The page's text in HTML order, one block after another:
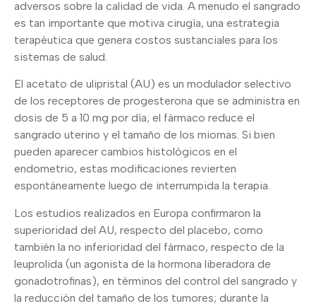
adversos sobre la calidad de vida. A menudo el sangrado
es tan importante que motiva cirugía, una estrategia
terapéutica que genera costos sustanciales para los
sistemas de salud.
El acetato de ulipristal (AU) es un modulador selectivo
de los receptores de progesterona que se administra en
dosis de 5 a 10 mg por día; el fármaco reduce el
sangrado uterino y el tamaño de los miomas. Si bien
pueden aparecer cambios histológicos en el
endometrio, estas modificaciones revierten
espontáneamente luego de interrumpida la terapia.
Los estudios realizados en Europa confirmaron la
superioridad del AU, respecto del placebo, como
también la no inferioridad del fármaco, respecto de la
leuprolida (un agonista de la hormona liberadora de
gonadotrofinas), en términos del control del sangrado y
la reducción del tamaño de los tumores; durante la